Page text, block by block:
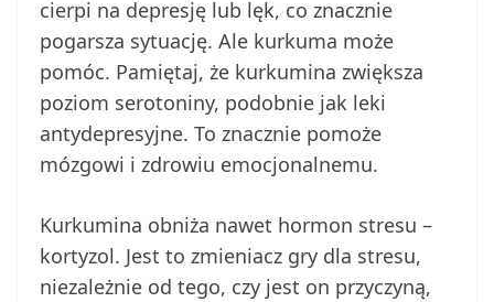
cierpi na depresję lub lęk, co znacznie
pogarsza sytuację. Ale kurkuma może
pomóc. Pamiętaj, że kurkumina zwiększa
poziom serotoniny, podobnie jak leki
antydepresyjne. To znacznie pomoże
mózgowi i zdrowiu emocjonalnemu.
Kurkumina obniża nawet hormon stresu –
kortyzol. Jest to zmieniacz gry dla stresu,
niezależnie od tego, czy jest on przyczyną,